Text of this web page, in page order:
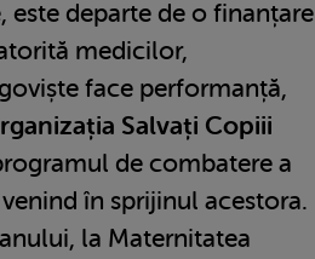
este departe de o finanțare
medicilor,
face performanță,
Salvați Copiii
de combatere a
în sprijinul acestora.
la Maternitatea